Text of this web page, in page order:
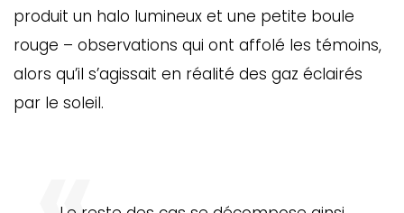
produit un halo lumineux et une petite boule
rouge – observations qui ont affolé les témoins,
alors qu’il s’agissait en réalité des gaz éclairés
par le soleil.